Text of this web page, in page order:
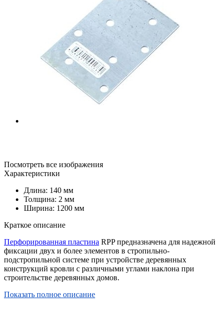
Посмотреть все изображения
Характеристики
Длина: 140 мм
Толщина: 2 мм
Ширина: 1200 мм
Краткое описание
Перфорированная пластина RPP предназначена для надежной
фиксации двух и более элементов в стропильно-
подстропильной системе при устройстве деревянных
конструкций кровли с различными углами наклона при
строительстве деревянных домов.
Показать полное описание